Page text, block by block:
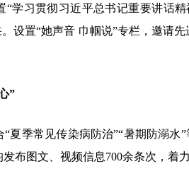
习贯彻习近平总书记重要讲话精
。设置“她声音 巾帼说”专栏，邀
”
季常见传染病防治”“暑期防溺水”
布图文、视频信息700余条次，着